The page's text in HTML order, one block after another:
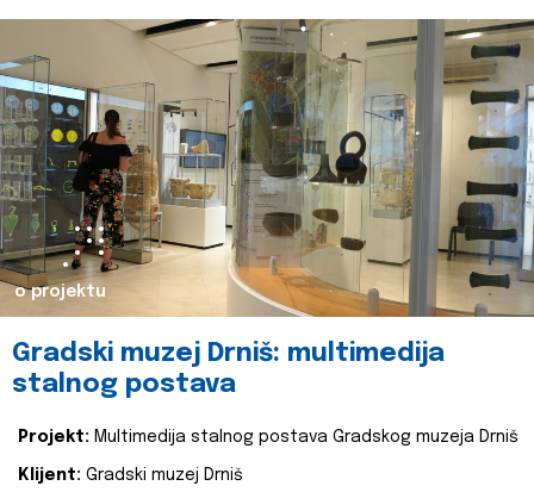
o projektu
Gradski muzej Drniš: multimedija
stalnog postava
Projekt: Multimedija stalnog postava Gradskog muzeja Drniš
Klijent: Gradski muzej Drniš